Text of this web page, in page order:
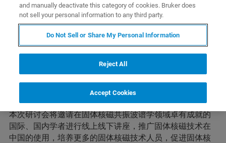
研讨会简介
由中山大学测试中心和布鲁克共同举办的“2021国际固体核
磁技术与应用前沿论坛暨固体核磁共振波谱学技术研讨
会”将于11月2 - 5日在广州珠江国际酒店召开。
本次研讨会将邀请在固体核磁共振波谱学领域卓有成就的
国际、国内学者进行线上线下讲座，推广固体核磁技术在
中国的使用，培养更多的固体核磁技术人员，促进固体核
and manually deactivate this category of cookies. Bruker does
not sell your personal information to any third party.
Do Not Sell or Share My Personal Information
Reject All
Accept Cookies